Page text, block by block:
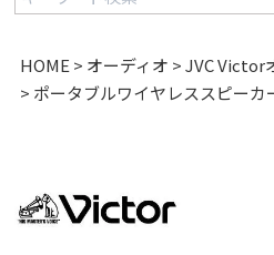
HOME オーディオ
JVC Victor
ポータブルワイヤレススピーカ